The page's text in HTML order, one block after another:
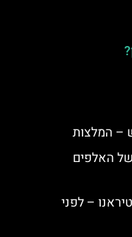
– המלצות
של האלפים
– לפני